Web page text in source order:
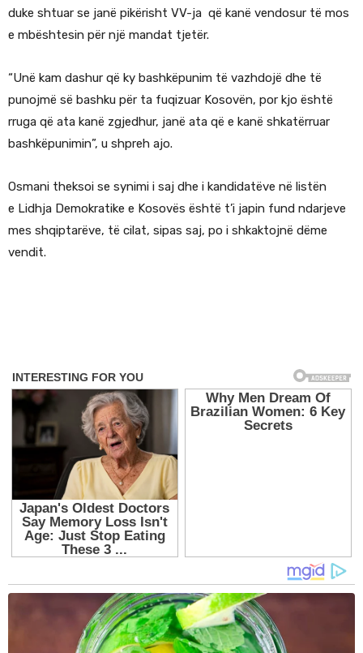
duke shtuar se janë pikërisht VV-ja që kanë vendosur të mos
e mbështesin për një mandat tjetër.
“Unë kam dashur që ky bashkëpunim të vazhdojë dhe të
punojmë së bashku për ta fuqizuar Kosovën, por kjo është
rruga që ata kanë zgjedhur, janë ata që e kanë shkatërruar
bashkëpunimin”, u shpreh ajo.
Osmani theksoi se synimi i saj dhe i kandidatëve në listën
e Lidhja Demokratike e Kosovës është t’i japin fund ndarjeve
mes shqiptarëve, të cilat, sipas saj, po i shkaktojnë dëme
vendit.